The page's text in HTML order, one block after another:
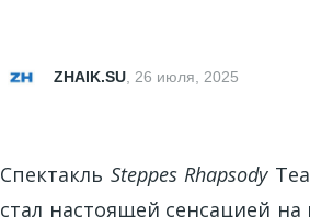
ZHAIK.SU, 26 июля, 2025
Спектакль Steppes Rhapsody
стал настоящей сенсацией